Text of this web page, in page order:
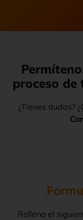
proceso
¿Tienes dudas?
Rellena el